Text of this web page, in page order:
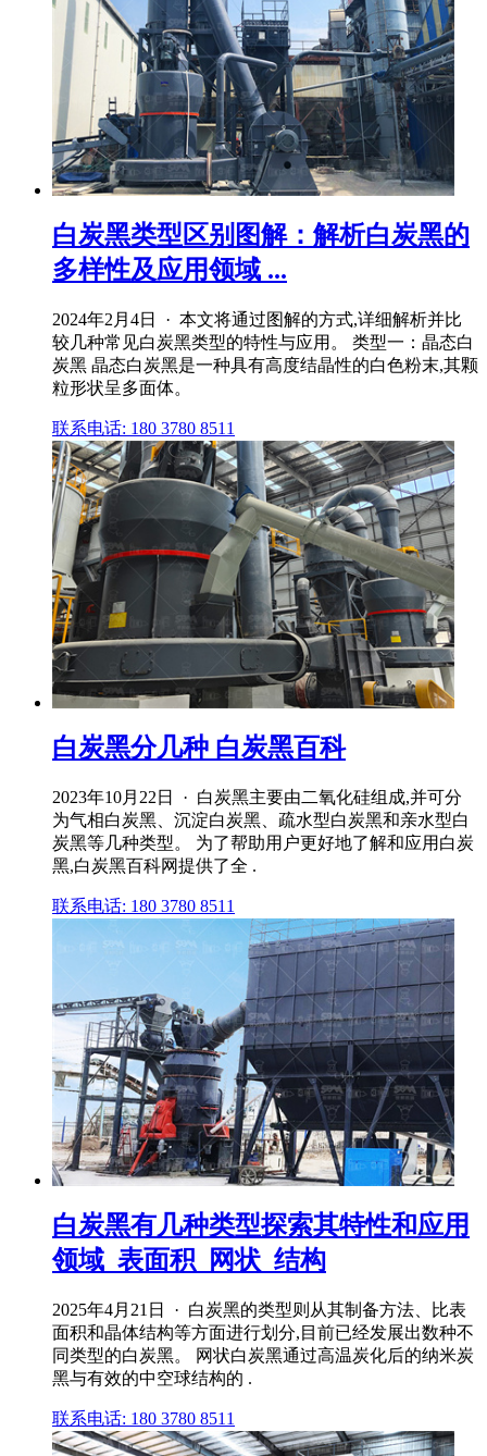
白炭黑类型区别图解：解析白炭黑的
多样性及应用领域 ...
2024年2月4日 · 本文将通过图解的方式,详细解析并比
较几种常见白炭黑类型的特性与应用。 类型一：晶态白
炭黑 晶态白炭黑是一种具有高度结晶性的白色粉末,其颗
粒形状呈多面体。
联系电话: 180 3780 8511
白炭黑分几种 白炭黑百科
2023年10月22日 · 白炭黑主要由二氧化硅组成,并可分
为气相白炭黑、沉淀白炭黑、疏水型白炭黑和亲水型白
炭黑等几种类型。 为了帮助用户更好地了解和应用白炭
黑,白炭黑百科网提供了全 .
联系电话: 180 3780 8511
白炭黑有几种类型探索其特性和应用
领域_表面积_网状_结构
2025年4月21日 · 白炭黑的类型则从其制备方法、比表
面积和晶体结构等方面进行划分,目前已经发展出数种不
同类型的白炭黑。 网状白炭黑通过高温炭化后的纳米炭
黑与有效的中空球结构的 .
联系电话: 180 3780 8511